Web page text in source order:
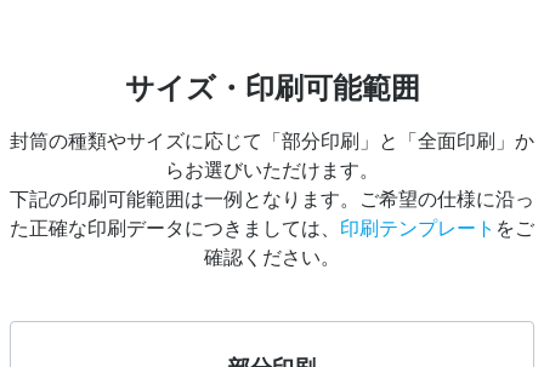
サイズ・印刷可能範囲
封筒の種類やサイズに応じて「部分印刷」と「全面印刷」か
らお選びいただけます。
下記の印刷可能範囲は一例となります。ご希望の仕様に沿っ
た正確な印刷データにつきましては、 印刷テンプレート をご
確認ください。